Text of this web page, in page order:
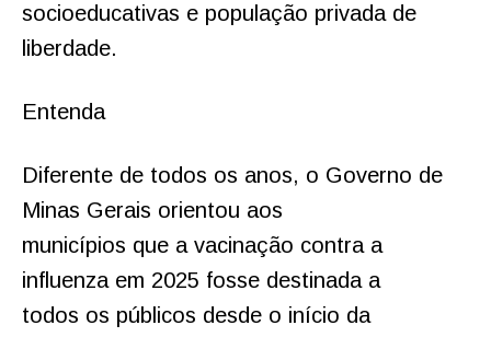
socioeducativas e população privada de
liberdade.
Entenda
Diferente de todos os anos, o Governo de
Minas Gerais orientou aos
municípios que a vacinação contra a
influenza em 2025 fosse destinada a
todos os públicos desde o início da